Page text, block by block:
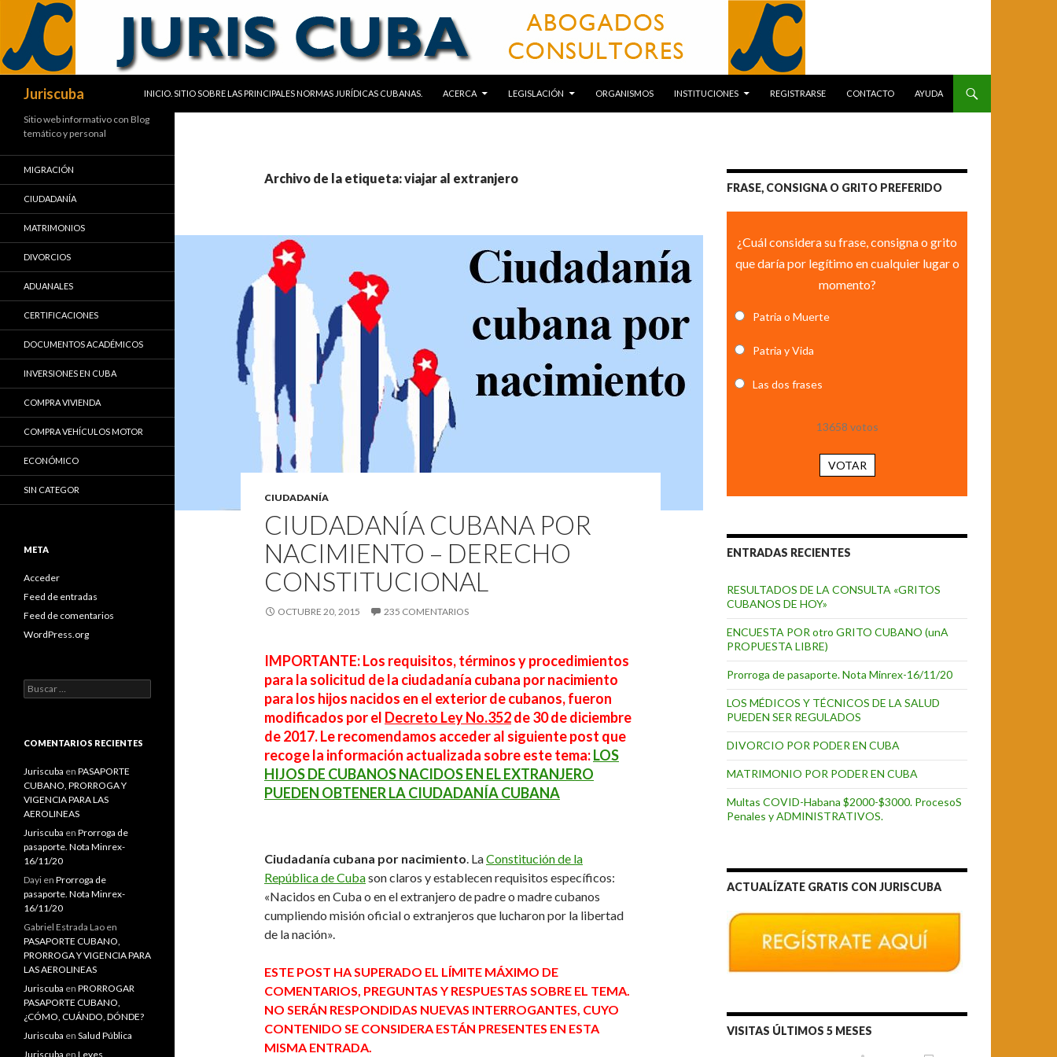
Juriscuba
INICIO. SITIO SOBRE LAS PRINCIPALES NORMAS JURÍDICAS CUBANAS.
ACERCA LEGISLACIÓN ORGANISMOS INSTITUCIONES REGISTRARSE CONTACTO AYUDA
Archivo de la etiqueta: viajar al extranjero
CIUDADANÍA
CIUDADANÍA CUBANA POR
NACIMIENTO – DERECHO
CONSTITUCIONAL
OCTUBRE 20, 2015 235 COMENTARIOS
IMPORTANTE: Los requisitos, términos y procedimientos
para la solicitud de la ciudadanía cubana por nacimiento
para los hijos nacidos en el exterior de cubanos, fueron
modificados por el Decreto Ley No.352de 30 de diciembre
de 2017. Le recomendamos acceder al siguiente post que
recoge la información actualizada sobre este tema:LOS
HIJOS DE CUBANOS NACIDOS EN EL EXTRANJERO
PUEDEN OBTENER LA CIUDADANÍA CUBANA
Ciudadanía cubana por nacimiento. LaConstitución de la
República de Cubason claros y establecen requisitos específicos:
«Nacidos en Cuba o en el extranjero de padre o madre cubanos
cumpliendo misión oficial o extranjeros que lucharon por la libertad
de la nación».
ESTE POST HA SUPERADO EL LÍMITE MÁXIMO DE
COMENTARIOS, PREGUNTAS Y RESPUESTAS SOBRE EL TEMA.
NO SERÁN RESPONDIDAS NUEVAS INTERROGANTES, CUYO
CONTENIDO SE CONSIDERA ESTÁN PRESENTES EN ESTA
MISMA ENTRADA.
FRASE, CONSIGNA O GRITO PREFERIDO
¿Cuál considera su frase, consigna o grito
que daría por legítimo en cualquier lugar o
momento?
Patria o Muerte
Patria y Vida
Las dos frases
13658 votos
VOTAR
ENTRADAS RECIENTES
RESULTADOS DE LA CONSULTA «GRITOS
CUBANOS DE HOY»
ENCUESTA POR otro GRITO CUBANO (unA
PROPUESTA LIBRE)
Prorroga de pasaporte. Nota Minrex-16/11/20
LOS MÉDICOS Y TÉCNICOS DE LA SALUD
PUEDEN SER REGULADOS
DIVORCIO POR PODER EN CUBA
MATRIMONIO POR PODER EN CUBA
Multas COVID-Habana $2000-$3000. ProcesoS
Penales y ADMINISTRATIVOS.
ACTUALÍZATE GRATIS CON JURISCUBA
VISITAS ÚLTIMOS 5 MESES
Sitio web informativo con Blog
temático y personal
MIGRACIÓN
CIUDADANÍA
MATRIMONIOS
DIVORCIOS
ADUANALES
CERTIFICACIONES
DOCUMENTOS ACADÉMICOS
INVERSIONES EN CUBA
COMPRA VIVIENDA
COMPRA VEHÍCULOS MOTOR
ECONÓMICO
SIN CATEGOR
META
Acceder
Feed de entradas
Feed de comentarios
WordPress.org
B
u
a
:
COMENTARIOS RECIENTES
Juriscuba en PASAPORTE
CUBANO, PRORROGA Y
VIGENCIA PARA LAS
AEROLINEAS
Juriscuba en Prorroga de
pasaporte. Nota Minrex-
16/11/20
Dayi en Prorroga de
pasaporte. Nota Minrex-
16/11/20
Gabriel Estrada Lao en
PASAPORTE CUBANO,
PRORROGA Y VIGENCIA PARA
LAS AEROLINEAS
Juriscuba en PRORROGAR
PASAPORTE CUBANO,
¿CÓMO, CUÁNDO, DÓNDE?
Juriscuba en Salud Pública
Juriscuba en Leyes